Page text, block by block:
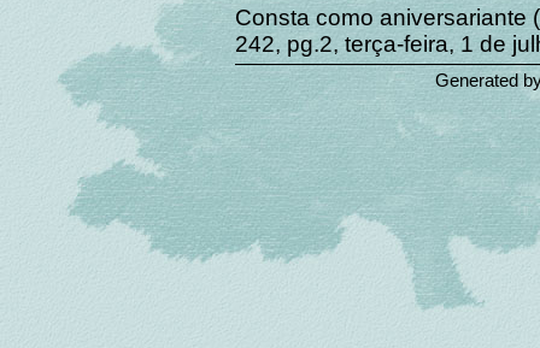
Consta como aniversariante
242, pg.2, terça-feira, 1 de
Generated